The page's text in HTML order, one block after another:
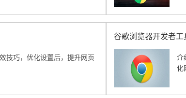
技巧，优化设置后，提升网页
谷歌浏览器开发者
介
化